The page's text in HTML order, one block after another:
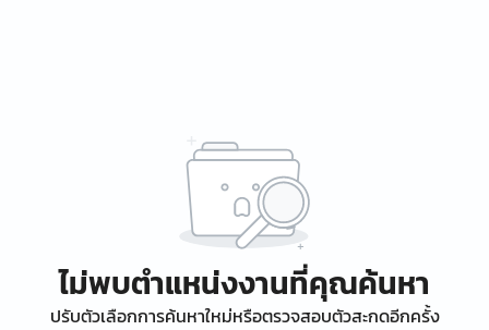
ไม่พบตำแหน่งงานที่คุณค้นหา
ปรับตัวเลือกการค้นหาใหม่หรือตรวจสอบตัวสะกดอีกครั้ง